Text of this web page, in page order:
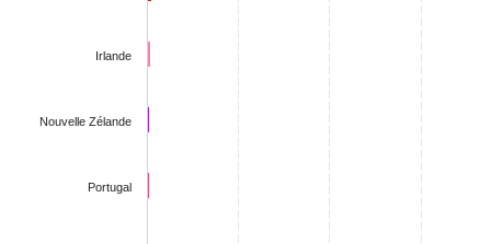
Irlande
Nouvelle Zélande
Portugal